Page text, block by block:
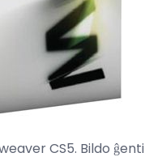
CS5. Bildo